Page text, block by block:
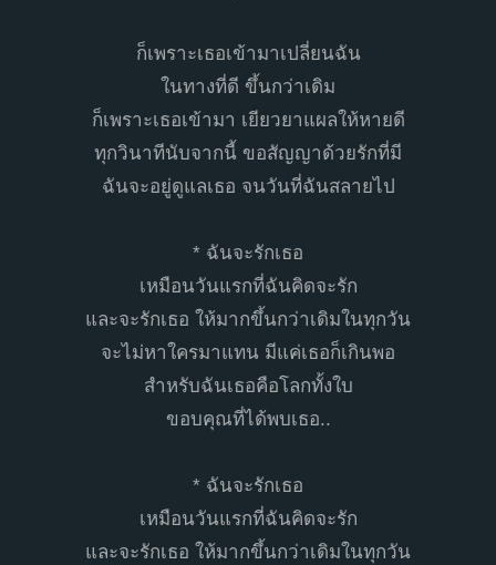
ก็เพราะเธอเข้ามาเปลี่ยนฉัน
ในทางที่ดี ขึ้นกว่าเดิม
ก็เพราะเธอเข้ามา เยียวยาแผลให้หายดี
ทุกวินาทีนับจากนี้ ขอสัญญาด้วยรักที่มี
ฉันจะอยู่ดูแลเธอ จนวันที่ฉันสลายไป
* ฉันจะรักเธอ
เหมือนวันแรกที่ฉันคิดจะรัก
และจะรักเธอ ให้มากขึ้นกว่าเดิมในทุกวัน
จะไม่หาใครมาแทน มีแค่เธอก็เกินพอ
สำหรับฉันเธอคือโลกทั้งใบ
ขอบคุณที่ได้พบเธอ..
* ฉันจะรักเธอ
เหมือนวันแรกที่ฉันคิดจะรัก
และจะรักเธอ ให้มากขึ้นกว่าเดิมในทุกวัน